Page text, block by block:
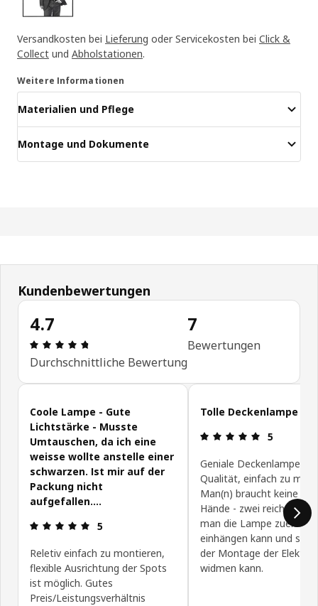
Versandkosten bei Lieferung oder Servicekosten bei Click &
Collect und Abholstationen.
Weitere Informationen
Materialien und Pflege
Montage und Dokumente
Kundenbewertungen
4.7
Bewertung: 4.7 von 5 Sterne Anzahl der
Durchschnittliche Bewertung
7
Bewertungen
Kundenbewertungen überspringen
Coole Lampe - Gute
Lichtstärke - Musste
Umtauschen, da ich eine
weisse wollte anstelle einer
schwarzen. Ist mir auf der
Packung nicht
aufgefallen....
Bewertung: 5 von 5 Sterne
5
Reletiv einfach zu montieren,
flexible Ausrichtung der Spots
ist möglich. Gutes
Preis/Leistungsverhältnis
Tolle Deckenlampe
5
Geniale Deckenlampe
Qualität, einfach zu
Man(n) braucht keine drei
Hände - zwei reichen
man die Lampe zuerst
einhängen kann und sich
der Montage der
widmen kann.